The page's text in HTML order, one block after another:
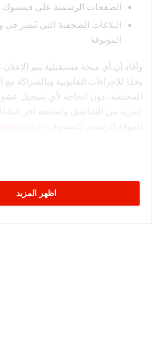
الصفحات الرسمية على فيسبوك
البلاغات الصحفية التي تُنشر في
الموثوقة
وأفاد أن أي منحة مستقبلية يتم
وفقًا للإجراءات القانونية وبالشراكة
المختصة، دون الحاجة لأي تسجيل
للمزيد من التفاصيل ولمتابعة آخر
اظهر المزيد